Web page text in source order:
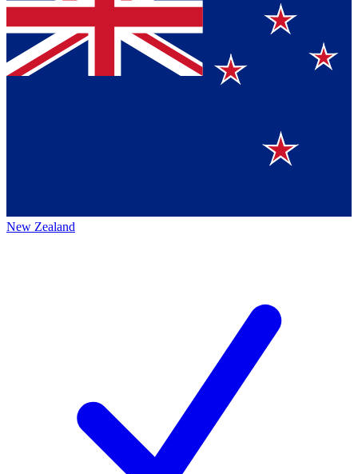
New Zealand